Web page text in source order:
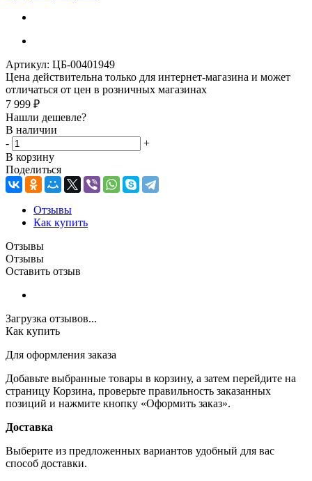
Артикул: ЦБ-00401949
Цена действительна только для интернет-магазина и может
отличаться от цен в розничных магазинах
7 999 ₽
Нашли дешевле?
В наличии
-
+
В корзину
Поделиться
Отзывы
Как купить
Отзывы
Отзывы
Оставить отзыв
Загрузка отзывов...
Как купить
Для оформления заказа
Добавьте выбранные товары в корзину, а затем перейдите на
страницу Корзина, проверьте правильность заказанных
позиций и нажмите кнопку «Оформить заказ».
Доставка
Выберите из предложенных вариантов удобный для вас
способ доставки.